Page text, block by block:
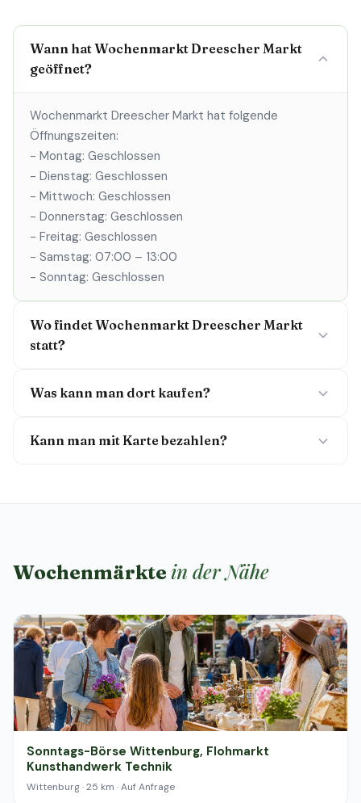
Wann hat Wochenmarkt Dreescher Markt
geöffnet?
Wochenmarkt Dreescher Markt hat folgende
Öffnungszeiten:
- Montag: Geschlossen
- Dienstag: Geschlossen
- Mittwoch: Geschlossen
- Donnerstag: Geschlossen
- Freitag: Geschlossen
- Samstag: 07:00 – 13:00
- Sonntag: Geschlossen
Wo findet Wochenmarkt Dreescher Markt
statt?
Was kann man dort kaufen?
Kann man mit Karte bezahlen?
Wochenmärkte in der Nähe
Sonntags-Börse Wittenburg, Flohmarkt
Kunsthandwerk Technik
Wittenburg · 25 km · Auf Anfrage